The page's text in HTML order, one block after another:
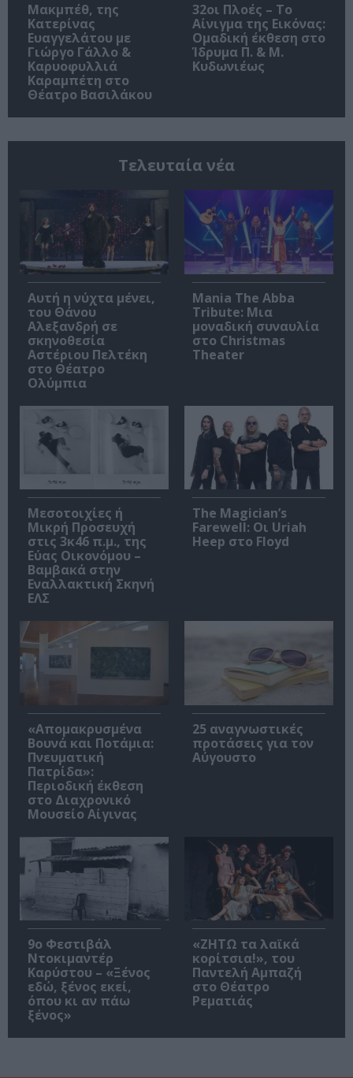
Μακμπέθ, της
Κατερίνας
Ευαγγελάτου με
Γιώργο Γάλλο &
Καρυοφυλλιά
Καραμπέτη στο
Θέατρο Βασιλάκου
32οι Πλοές – Το
Αίνιγμα της Εικόνας:
Ομαδική έκθεση στο
Ίδρυμα Π. & Μ.
Κυδωνιέως
Τελευταία νέα
Αυτή η νύχτα μένει,
του Θάνου
Αλεξανδρή σε
σκηνοθεσία
Αστέριου Πελτέκη
στο Θέατρο
Ολύμπια
Mania The Abba
Tribute: Μια
μοναδική συναυλία
στο Christmas
Theater
Μεσοτοιχίες ή
Μικρή Προσευχή
στις 3κ46 π.μ., της
Εύας Οικονόμου –
Βαμβακά στην
Εναλλακτική Σκηνή
ΕΛΣ
The Magician’s
Farewell: Οι Uriah
Heep στο Floyd
«Απομακρυσμένα
Βουνά και Ποτάμια:
Πνευματική
Πατρίδα»:
Περιοδική έκθεση
στο Διαχρονικό
Μουσείο Αίγινας
25 αναγνωστικές
προτάσεις για τον
Αύγουστο
9ο Φεστιβάλ
Ντοκιμαντέρ
Καρύστου – «Ξένος
εδώ, ξένος εκεί,
όπου κι αν πάω
ξένος»
«ΖΗΤΩ τα λαϊκά
κορίτσια!», του
Παντελή Αμπαζή
στο Θέατρο
Ρεματιάς